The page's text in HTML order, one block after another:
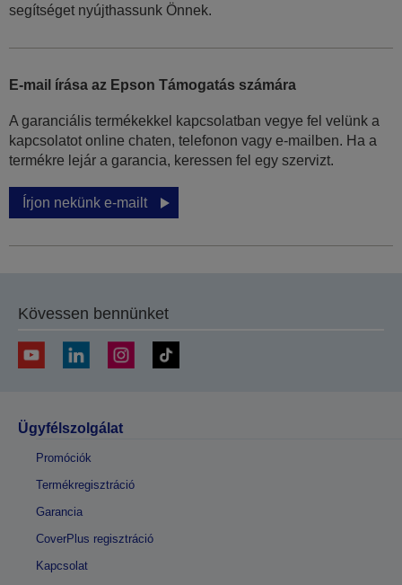
segítséget nyújthassunk Önnek.
E-mail írása az Epson Támogatás számára
A garanciális termékekkel kapcsolatban vegye fel velünk a
kapcsolatot online chaten, telefonon vagy e-mailben. Ha a
termékre lejár a garancia, keressen fel egy szervizt.
Írjon nekünk e-mailt
Kövessen bennünket
Ügyfélszolgálat
Promóciók
Termékregisztráció
Garancia
CoverPlus regisztráció
Kapcsolat